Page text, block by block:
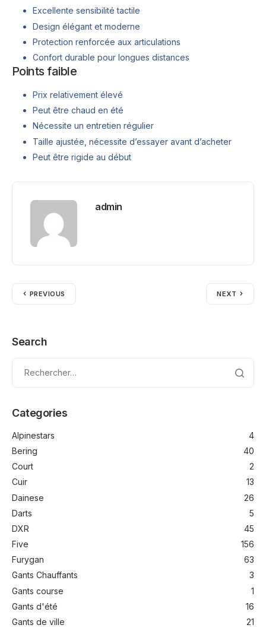
Excellente sensibilité tactile
Design élégant et moderne
Protection renforcée aux articulations
Confort durable pour longues distances
Points faible
Prix relativement élevé
Peut être chaud en été
Nécessite un entretien régulier
Taille ajustée, nécessite d’essayer avant d’acheter
Peut être rigide au début
admin
PREVIOUS NEXT
Search
Categories
Alpinestars
4
Bering
40
Court
2
Cuir
13
Dainese
26
Darts
5
DXR
45
Five
156
Furygan
63
Gants Chauffants
3
Gants course
1
Gants d'été
16
Gants de ville
21